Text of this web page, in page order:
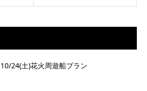
10/24(土)花火周遊船プラン